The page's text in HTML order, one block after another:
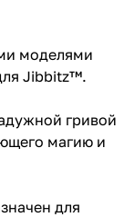
моделями
Jibbitz™.
гривой
магию и
для